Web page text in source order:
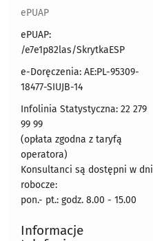
ePUAP
ePUAP:
/e7e1p82las/SkrytkaESP
e-Doręczenia: AE:PL-95309-
18477-SIUJB-14
Infolinia Statystyczna: 22 279
99 99
(opłata zgodna z taryfą
operatora)
Konsultanci są dostępni w dni
robocze:
pon.- pt.: godz. 8.00 - 15.00
Informacje